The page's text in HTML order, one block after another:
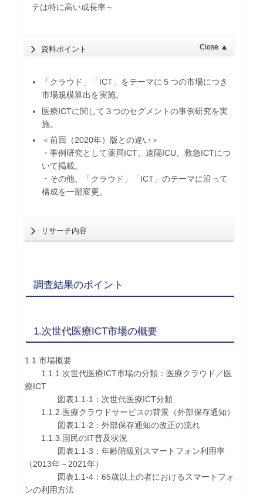
テは特に高い成長率～
資料ポイント Close ▲
「クラウド」「ICT」をテーマに５つの市場につき
市場規模算出を実施。
医療ICTに関して３つのセグメントの事例研究を実
施。
＜前回（2020年）版との違い＞
・事例研究として薬局ICT、遠隔ICU、救急ICTにつ
いて掲載。
・その他、「クラウド」「ICT」のテーマに沿って
構成を一部変更。
リサーチ内容
調査結果のポイント
1.次世代医療ICT市場の概要
1.1.市場概要
1.1.1.次世代医療ICT市場の分類：医療クラウド／医
療ICT
図表1.1-1：次世代医療ICT分類
1.1.2.医療クラウドサービスの背景（外部保存通知）
図表1.1-2：外部保存通知の改正の流れ
1.1.3.国民のIT普及状況
図表1.1-3：年齢階級別スマートフォン利用率
（2013年～2021年）
図表1.1-4：65歳以上の者におけるスマートフォ
ンの利用方法